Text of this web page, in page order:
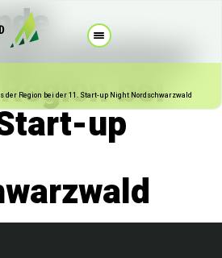
Region bei der 11. Start-up Night Nordschwarzwald
bei
up